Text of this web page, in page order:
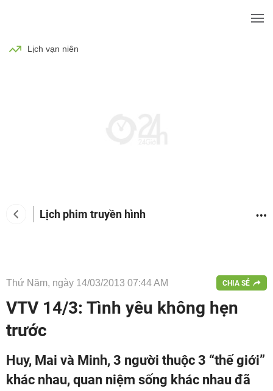
Lịch vạn niên
Lịch phim truyền hình
Thứ Năm, ngày 14/03/2013 07:44 AM CHIA SẺ
VTV 14/3: Tình yêu không hẹn
trước
Huy, Mai và Minh, 3 người thuộc 3 “thế giới”
khác nhau, quan niệm sống khác nhau đã